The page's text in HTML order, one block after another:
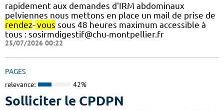
rapidement aux demandes d'IRM abdominaux
pelviennes nous mettons en place un mail de prise de
rendez- vous sous 48 heures maximum accessible à
tous : sosirmdigestif@chu-montpellier.fr
25/07/2026 00:22
PAGES
relevance: 42%
Solliciter le CPDPN